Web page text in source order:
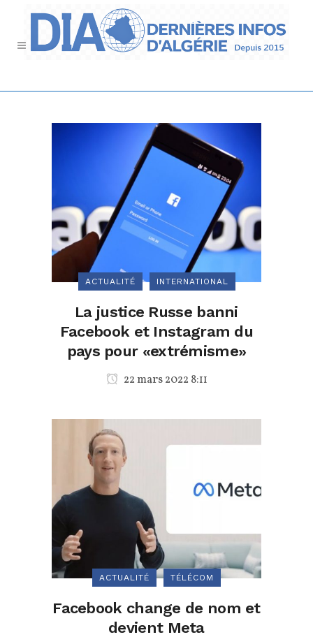
ACTUALITÉ INTERNATIONAL
La justice Russe banni
Facebook et Instagram du
pays pour «extrémisme»
22 mars 2022 8:11
ACTUALITÉ TÉLÉCOM
Facebook change de nom et
devient Meta